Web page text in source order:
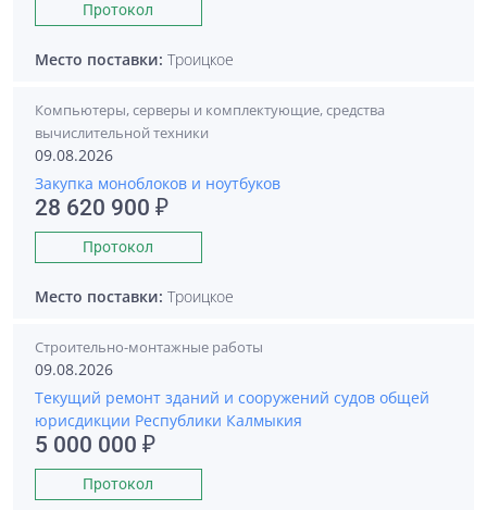
Протокол
Место поставки: Троицкое
Компьютеры, серверы и комплектующие, средства
вычислительной техники
09.08.2026
Закупка моноблоков и ноутбуков
28 620 900 ₽
Протокол
Место поставки: Троицкое
Строительно-монтажные работы
09.08.2026
Текущий ремонт зданий и сооружений судов общей
юрисдикции Республики Калмыкия
5 000 000 ₽
Протокол